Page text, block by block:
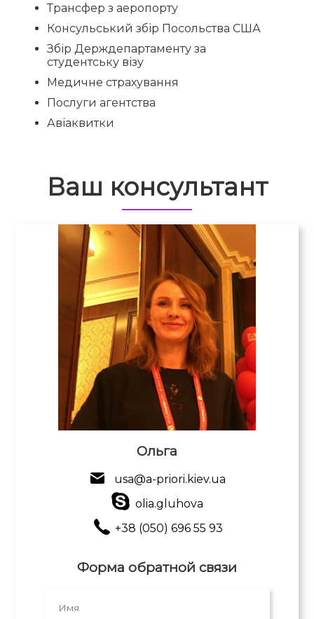
Трансфер з аеропорту
Консульський збір Посольства США
Збір Держдепартаменту за
студентську візу
Медичне страхування
Послуги агентства
Авіаквитки
Ваш консультант
Ольга
usa@a-priori.kiev.ua
olia.gluhova
+38 (050) 696 55 93
Форма обратной связи